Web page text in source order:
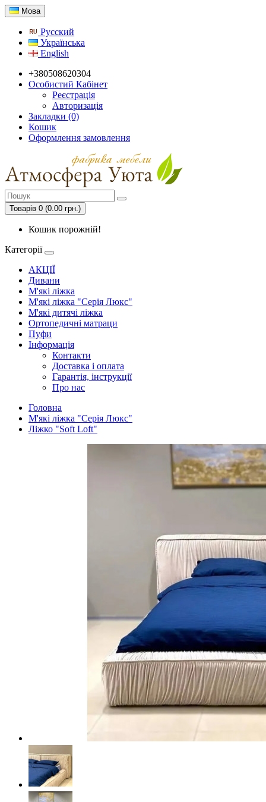
Мова
Русский
Українська
English
+380508620304
Особистий Кабінет
Реєстрація
Авторизація
Закладки (0)
Кошик
Оформлення замовлення
Товарів 0 (0.00 грн.)
Кошик порожній!
Категорії
АКЦІЇ
Дивани
М'які ліжка
М'які ліжка "Серія Люкс"
М'які дитячі ліжка
Ортопедичні матраци
Пуфи
Інформація
Контакти
Доставка і оплата
Гарантія, інструкції
Про нас
Головна
М'які ліжка "Серія Люкс"
Ліжко "Soft Loft"